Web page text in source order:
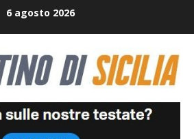
6 agosto 2026